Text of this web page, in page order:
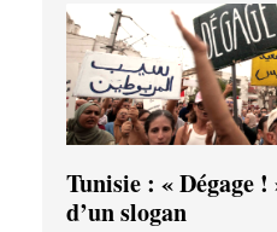
Tunisie : « Dégage
d’un slogan